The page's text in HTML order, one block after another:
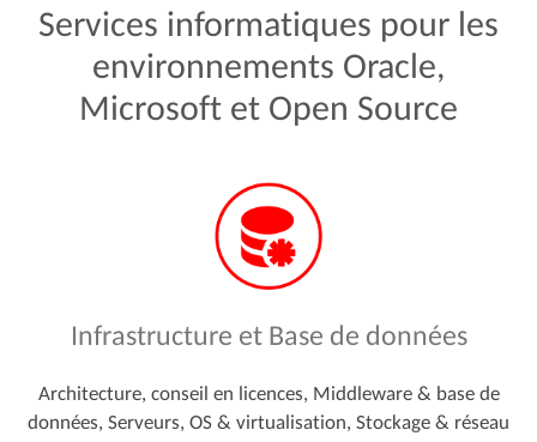
Services informatiques pour les
environnements Oracle,
Microsoft et Open Source
Infrastructure et Base de données
Architecture, conseil en licences, Middleware & base de
données, Serveurs, OS & virtualisation, Stockage & réseau